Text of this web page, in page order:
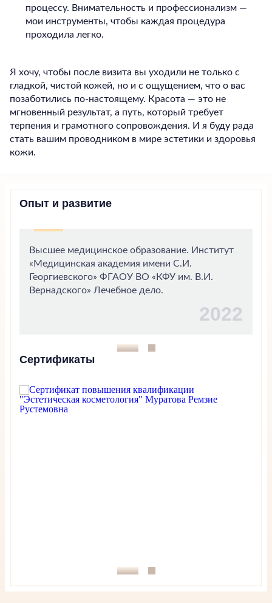
процессу. Внимательность и профессионализм —
мои инструменты, чтобы каждая процедура
проходила легко.
Я хочу, чтобы после визита вы уходили не только с
гладкой, чистой кожей, но и с ощущением, что о вас
позаботились по-настоящему. Красота — это не
мгновенный результат, а путь, который требует
терпения и грамотного сопровождения. И я буду рада
стать вашим проводником в мире эстетики и здоровья
кожи.
Опыт и развитие
Высшее медицинское образование. Институт
«Медицинская академия имени С.И.
Георгиевского» ФГАОУ ВО «КФУ им. В.И.
Вернадского» Лечебное дело.
2022
1
Сертификаты
1